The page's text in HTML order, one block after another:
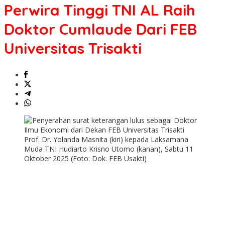
AL
Raih
Doktor
Dari
Perwira Tinggi TNI AL Raih
Doktor Cumlaude Dari FEB
Universitas Trisakti